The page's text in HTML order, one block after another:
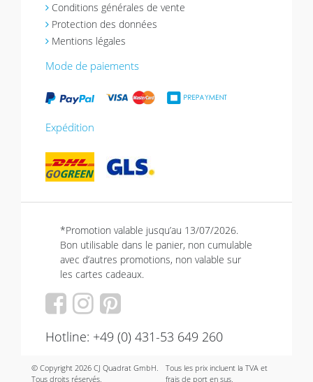
Conditions générales de vente
Protection des données
Mentions légales
Mode de paiements
Expédition
*Promotion valable jusqu’au 13/07/2026.
Bon utilisable dans le panier, non cumulable
avec d’autres promotions, non valable sur
les cartes cadeaux.
Hotline: +49 (0) 431-53 649 260
© Copyright 2026 CJ Quadrat GmbH.
Tous droits réservés.
Tous les prix incluent la TVA et
frais de port en sus.